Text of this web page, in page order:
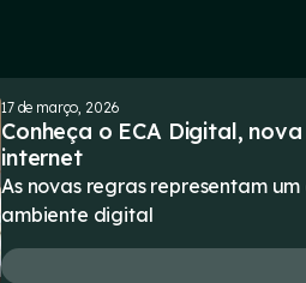
17 de março, 2026
Conheça o ECA Digital,
internet
As novas regras representam
ambiente digital